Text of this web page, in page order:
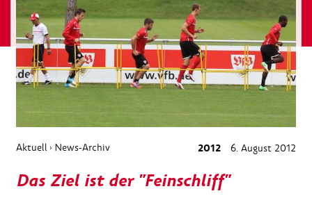
Aktuell › News-Archiv 2012 6. August 2012
Das Ziel ist der "Feinschliff"